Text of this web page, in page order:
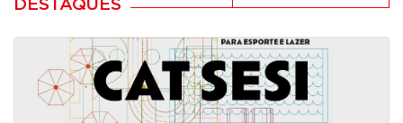
DESTAQUES